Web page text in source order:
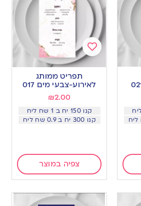
Add
wishlist
תפריט ממותג
לאירוע-צבעי מים 017
₪2.00
קנו 150 יח ב 1 שח ליח
קנו 300 יח ב 0.9 שח ליח
צפיה במוצר